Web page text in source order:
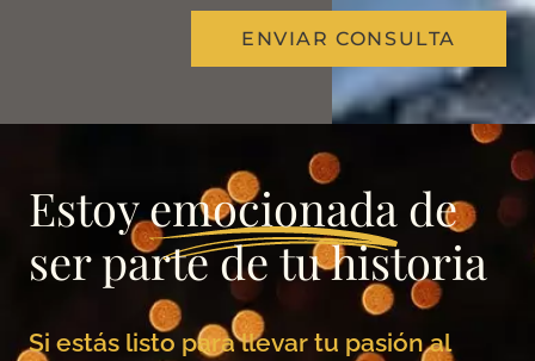
ENVIAR CONSULTA
Estoyemocionadade
ser parte de tu historia
Si estás listo para llevar tu pasión al